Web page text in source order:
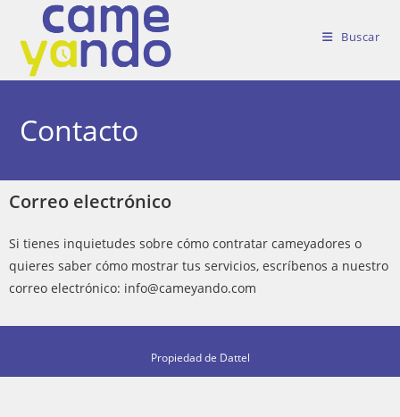
Buscar
Contacto
Correo electrónico
Si tienes inquietudes sobre cómo contratar cameyadores o
quieres saber cómo mostrar tus servicios, escríbenos a nuestro
correo electrónico: info@cameyando.com
Propiedad de Dattel